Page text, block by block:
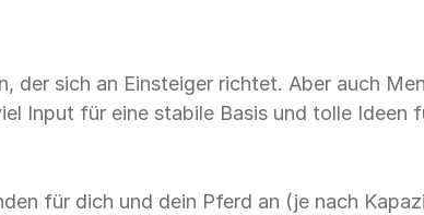
der sich an Einsteiger richtet. Aber auch
Input für eine stabile Basis und tolle Ideen
für dich und dein Pferd an (je nach